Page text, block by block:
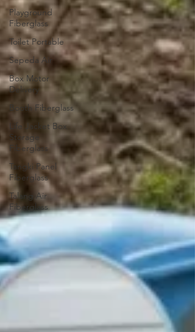
Playground
Fiberglass
Toilet Portable
Sepeda Air
Box Motor
Delivery
Booth Fiberglass
Life Jacket Box
Storage
Fiberglass
Tangki Panel
Fiberglass
Talang Air
Fiberglass